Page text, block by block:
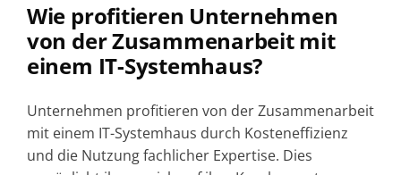
Wie profitieren Unternehmen
von der Zusammenarbeit mit
einem IT-Systemhaus?
Unternehmen profitieren von der Zusammenarbeit
mit einem IT-Systemhaus durch Kosteneffizienz
und die Nutzung fachlicher Expertise. Dies